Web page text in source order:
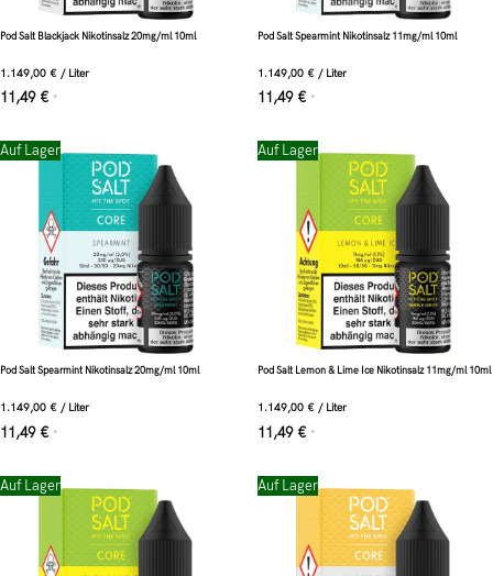
Pod Salt Blackjack Nikotinsalz 20mg/ml 10ml
1.149,00 € / Liter
11,49 € *
Pod Salt Spearmint Nikotinsalz 11mg/ml 10ml
1.149,00 € / Liter
11,49 € *
Auf Lager
Pod Salt Spearmint Nikotinsalz 20mg/ml 10ml
1.149,00 € / Liter
11,49 € *
Auf Lager
Pod Salt Lemon & Lime Ice Nikotinsalz 11mg/ml 10ml
1.149,00 € / Liter
11,49 € *
Auf Lager Auf Lager